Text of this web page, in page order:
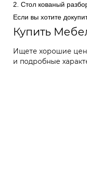
2. Стол кованый
Если вы хотите
Купить
Ищете хорошие
и подробные